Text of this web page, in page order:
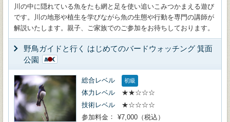
川の中に隠れている魚をたも網と足を使い追いこみつかまえる遊び
です。川の地形や植生を学びながら魚の生態や行動を専門の講師が
解説いたします。親子、ご家族でのご参加をお待ちしております。
野鳥ガイドと行く はじめてのバードウォッチング 箕面
公園
総合レベル 初級
体力レベル
★★☆☆☆
技術レベル
★☆☆☆☆
参加料金
¥7,000（税込）